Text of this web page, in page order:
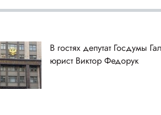
В гостях депутат Госдумы
юрист Виктор Федорук